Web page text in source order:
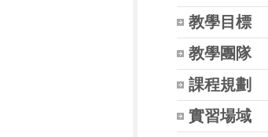
教學目標
教學團隊
課程規劃
實習場域